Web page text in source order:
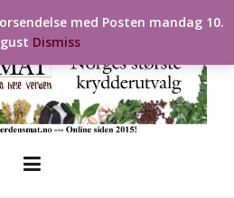
med Posten mandag 10.
Dismiss